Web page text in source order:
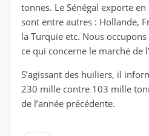
tonnes. Le Sénégal exporte
sont entre autres : Hollande,
la Turquie etc. Nous
ce qui concerne le marché de
S’agissant des huiliers, il
230 mille contre 103 mille
de l’année précédente.